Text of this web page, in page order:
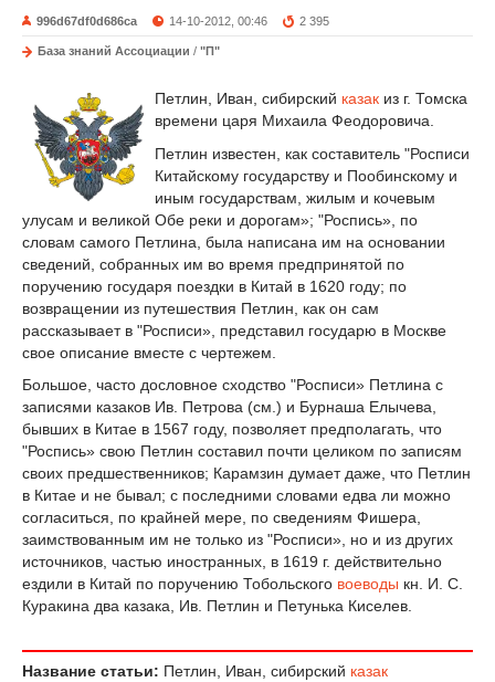
996d67df0d686ca 14-10-2012, 00:46 2 395
База знаний Ассоциации / "П"
Петлин, Иван, сибирский казак из г. Томска
времени царя Михаила Феодоровича.
Петлин известен, как составитель "Росписи
Китайскому государству и Пообинскому и
иным государствам, жилым и кочевым
улусам и великой Обе реки и дорогам»; "Роспись», по
словам самого Петлина, была написана им на основании
сведений, собранных им во время предпринятой по
поручению государя поездки в Китай в 1620 году; по
возвращении из путешествия Петлин, как он сам
рассказывает в "Росписи», представил государю в Москве
свое описание вместе с чертежем.
Большое, часто дословное сходство "Росписи» Петлина с
записями казаков Ив. Петрова (см.) и Бурнаша Елычева,
бывших в Китае в 1567 году, позволяет предполагать, что
"Роспись» свою Петлин составил почти целиком по записям
своих предшественников; Карамзин думает даже, что Петлин
в Китае и не бывал; с последними словами едва ли можно
согласиться, по крайней мере, по сведениям Фишера,
заимствованным им не только из "Росписи», но и из других
источников, частью иностранных, в 1619 г. действительно
ездили в Китай по поручению Тобольского воеводы кн. И. С.
Куракина два казака, Ив. Петлин и Петунька Киселев.
Название статьи: Петлин, Иван, сибирский казак